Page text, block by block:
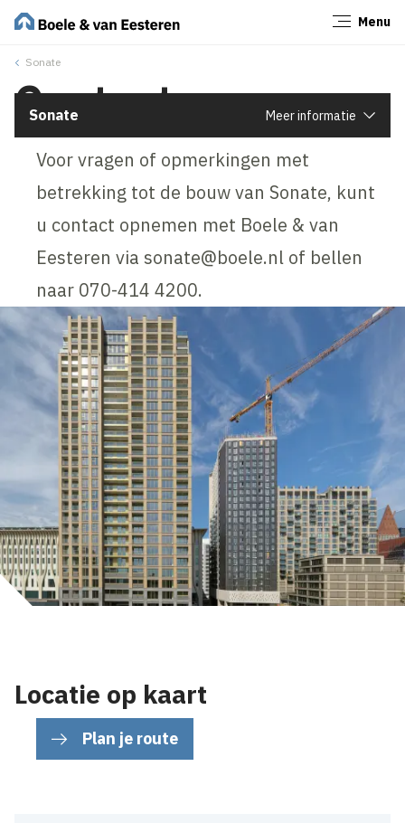
Menu
Sonate
Sonate Meer informatie
Contact
Voor vragen of opmerkingen met
betrekking tot de bouw van Sonate, kunt
u contact opnemen met Boele & van
Eesteren via sonate@boele.nl of bellen
naar 070-414 4200.
Locatie op kaart
Plan je route
Sluiten